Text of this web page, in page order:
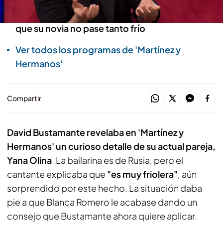
Blanca Romero da a Bustamante un truco para
que su novia no pase tanto frío
Ver todos los programas de 'Martínez y
Hermanos'
Compartir
David Bustamante revelaba en 'Martínez y
Hermanos' un curioso detalle de su actual pareja,
Yana Olina. La bailarina es de Rusia, pero el
cantante explicaba que "es muy friolera", aún
sorprendido por este hecho. La situación daba
pie a que Blanca Romero le acabase dando un
consejo que Bustamante ahora quiere aplicar.